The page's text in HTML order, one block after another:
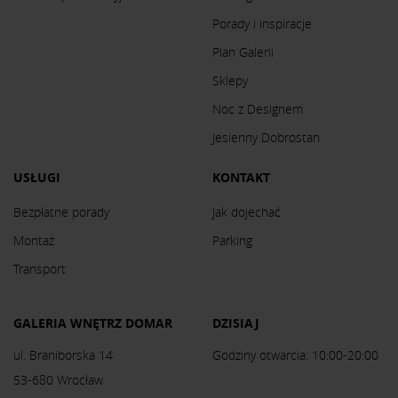
Porady i inspiracje
Plan Galerii
Sklepy
Noc z Designem
Jesienny Dobrostan
USŁUGI
Bezpłatne porady
Montaż
Transport
KONTAKT
Jak dojechać
Parking
GALERIA WNĘTRZ DOMAR
ul. Braniborska 14
53-680 Wrocław
DZISIAJ
Godziny otwarcia: 10:00-20:00